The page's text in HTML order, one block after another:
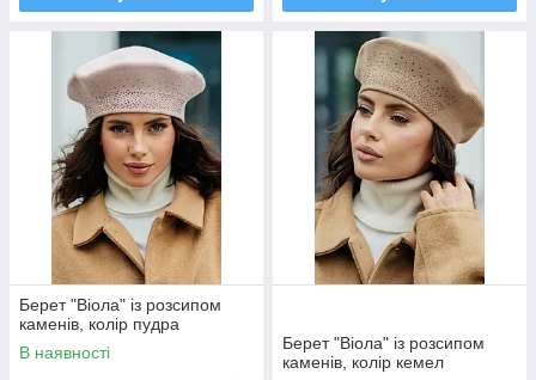
Берет "Віола" із розсипом
каменів, колір пудра
В наявності
Берет "Віола" із розсипом
каменів, колір кемел